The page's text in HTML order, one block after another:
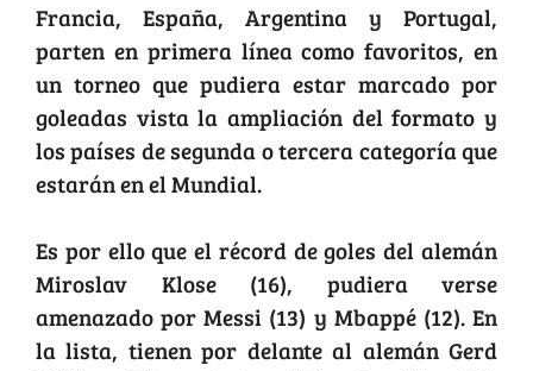
Francia, España, Argentina y Portugal,
parten en primera línea como favoritos, en
un torneo que pudiera estar marcado por
goleadas vista la ampliación del formato y
los países de segunda o tercera categoría que
estarán en el Mundial.
Es por ello que el récord de goles del alemán
Miroslav Klose (16), pudiera verse
amenazado por Messi (13) y Mbappé (12). En
la lista, tienen por delante al alemán Gerd